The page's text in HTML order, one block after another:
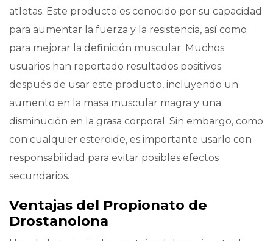
atletas. Este producto es conocido por su capacidad
para aumentar la fuerza y la resistencia, así como
para mejorar la definición muscular. Muchos
usuarios han reportado resultados positivos
después de usar este producto, incluyendo un
aumento en la masa muscular magra y una
disminución en la grasa corporal. Sin embargo, como
con cualquier esteroide, es importante usarlo con
responsabilidad para evitar posibles efectos
secundarios.
Ventajas del Propionato de
Drostanolona